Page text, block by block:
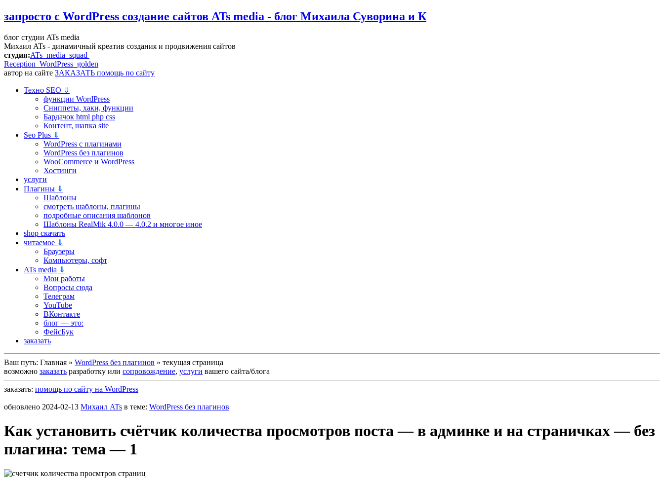
запросто с WordPress создание сайтов ATs media - блог Михаила Суворина и К
блог студии ATs media
Михаил ATs - динамичный креатив создания и продвижения сайтов
студия:ATs media squad
Reception WordPress golden
автор на сайте ЗАКАЗАТЬ помощь по сайту
Техно SEO ⇓
функции WordPress
Сниппеты, хаки, функции
Бардачок html php css
Контент, шапка site
Seo Plus ⇓
WordPress c плагинами
WordPress без плагинов
WooCommerce и WordPress
Хостинги
услуги
Плагины ⇓
Шаблоны
смотреть шаблоны, плагины
подробные описания шаблонов
Шаблоны RealMik 4.0.0 — 4.0.2 и многое иное
shop скачать
читаемое ⇓
Браузеры
Компьютеры, софт
ATs media ⇓
Мои работы
Вопросы сюда
Телеграм
YouTube
ВКонтакте
блог — это:
ФейсБук
заказать
Ваш путь: Главная » WordPress без плагинов » текущая страница
возможно заказать разработку или сопровождение, услуги вашего сайта/блога
заказать: помощь по сайту на WordPress
обновлено 2024-02-13 Михаил ATs в теме: WordPress без плагинов
Как установить счётчик количества просмотров поста — в админке и на страничках — без
плагина: тема — 1